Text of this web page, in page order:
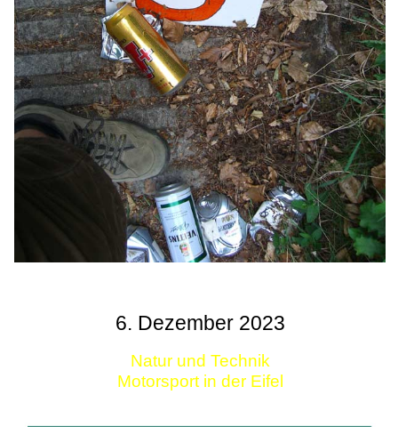
6. Dezember 2023
Natur und Technik
Motorsport in der Eifel